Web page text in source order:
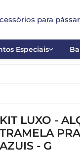
para
Especiais
KIT LUXO -
TRAMELA
AZUIS - G